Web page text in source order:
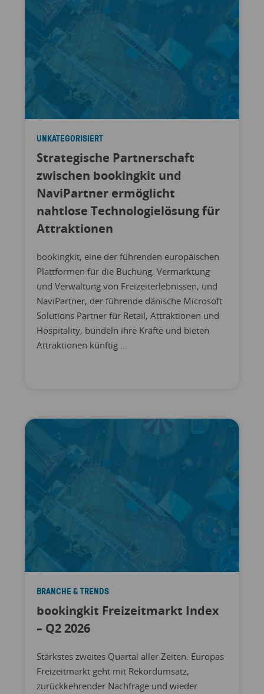
UNKATEGORISIERT
Strategische Partnerschaft
zwischen bookingkit und
NaviPartner ermöglicht
nahtlose Technologielösung für
Attraktionen
bookingkit, eine der führenden europäischen
Plattformen für die Buchung, Vermarktung
und Verwaltung von Freizeiterlebnissen, und
NaviPartner, der führende dänische Microsoft
Solutions Partner für Retail, Attraktionen und
Hospitality, bündeln ihre Kräfte und bieten
Attraktionen künftig ...
BRANCHE & TRENDS
bookingkit Freizeitmarkt Index
– Q2 2026
Stärkstes zweites Quartal aller Zeiten: Europas
Freizeitmarkt geht mit Rekordumsatz,
zurückkehrender Nachfrage und wieder